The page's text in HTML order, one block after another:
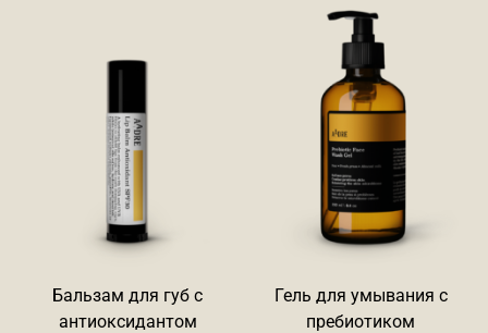
Бальзам для губ c
антиоксидантом
Гель для умывания с
пребиотиком